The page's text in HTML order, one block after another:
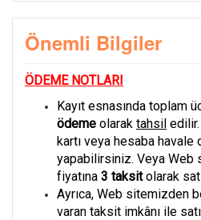
Önemli Bilgiler
ÖDEME NOTLARI
Kayıt esnasında toplam
ödeme olarak tahsil
kartı veya hesaba havale
yapabilirsiniz. Veya Web
fiyatına 3 taksitolarak
Ayrıca, Web sitemizden
varan taksit imkânı ile